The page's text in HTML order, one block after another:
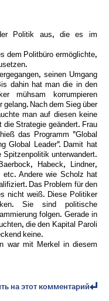
Politik aus, die es im
dem Politbüro ermöglichte,
seinen Umgang
dahin hat man die in den
mühsam korrumpieren
gelang. Nach dem Sieg über
man auf diesen keine
Strategie geändert. Frau
das Programm "Global
Global Leader". Damit hat
unterwandert.
Habeck, Lindner,
etc. Andere wie Scholz hat
Das Problem für den
nicht weiß. Diese Politiker
Sie sind politische
folgen. Gerade in
die den Kapital Paroli
keine.
war mit Merkel in diesem
на этот комментарий